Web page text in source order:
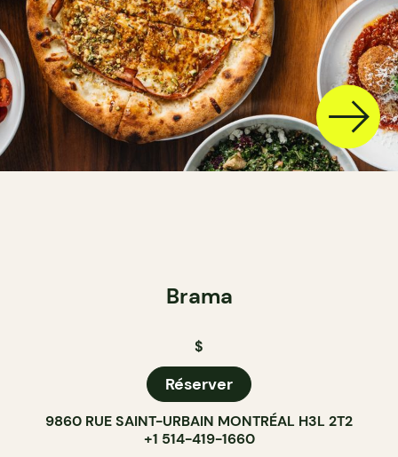
Brama
$
Réserver
9860 RUE SAINT-URBAIN MONTRÉAL H3L 2T2
+1 514-419-1660